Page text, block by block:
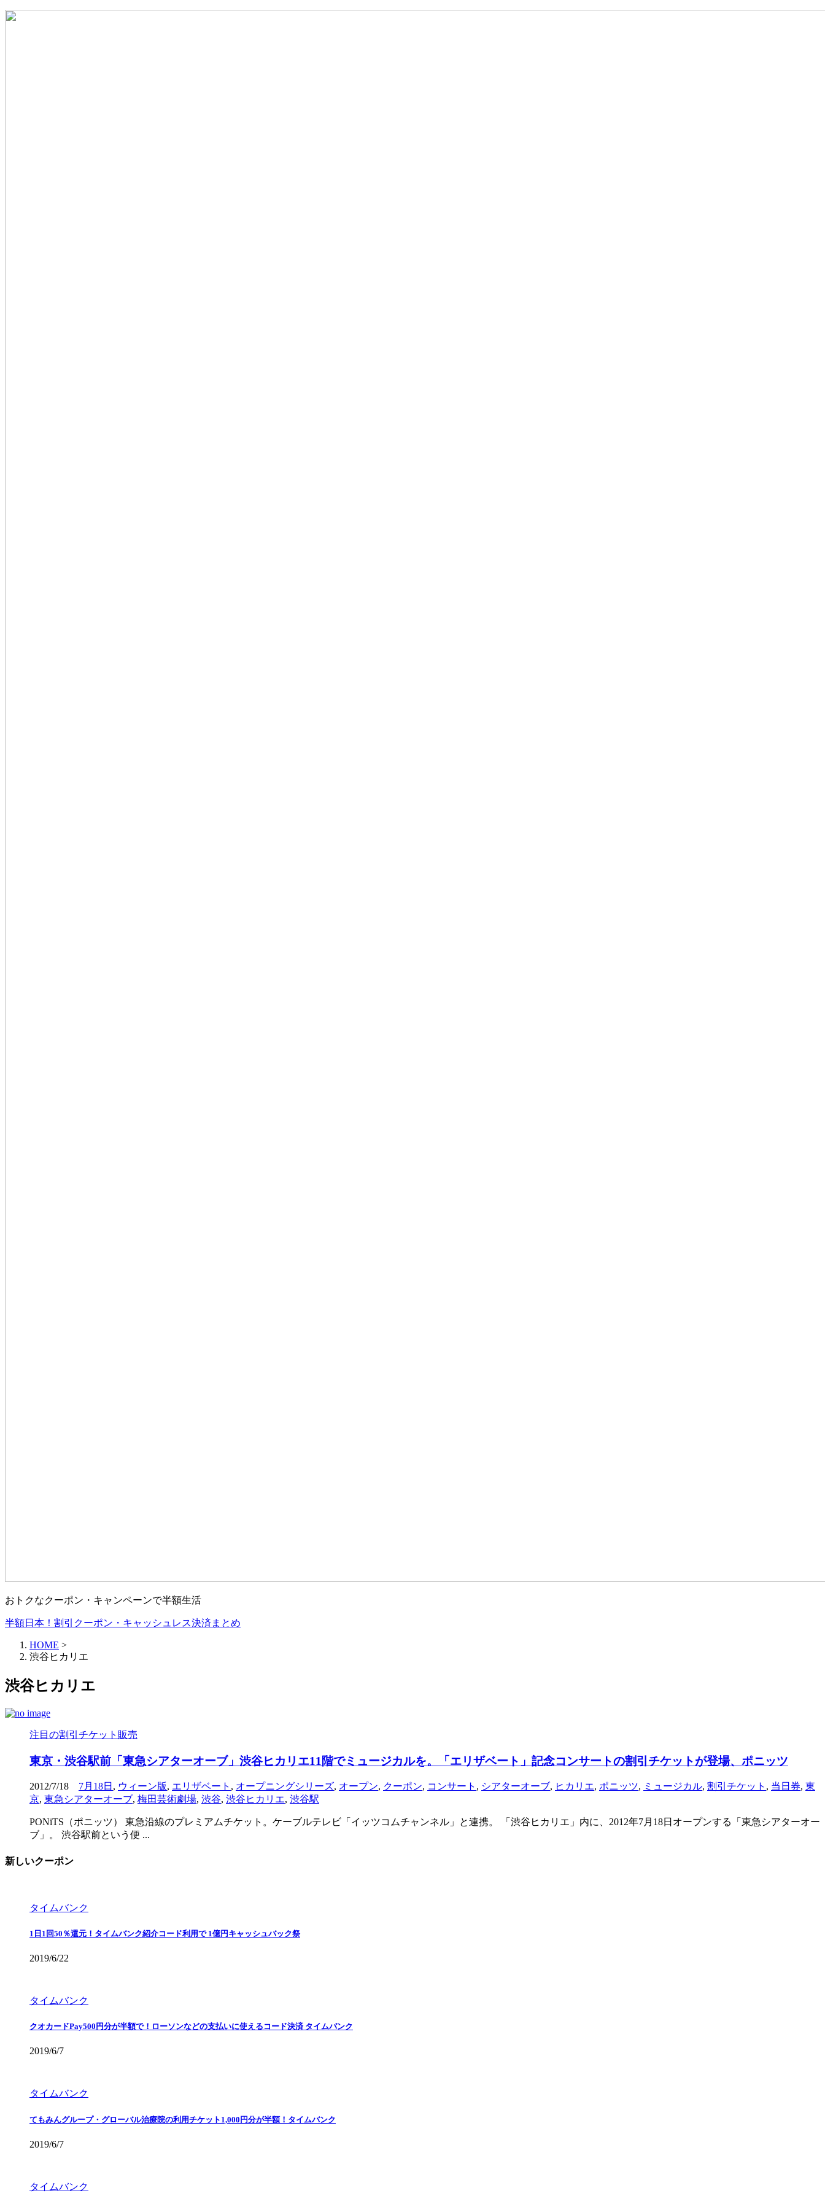
おトクなクーポン・キャンペーンで半額生活
半額日本！割引クーポン・キャッシュレス決済まとめ
HOME >
渋谷ヒカリエ
渋谷ヒカリエ
注目の割引チケット販売
東京・渋谷駅前「東急シアターオーブ」渋谷ヒカリエ11階でミュージカルを。「エリザベート」記念コンサートの割引チケットが登場、ポニッツ
2012/7/18 7月18日 , ウィーン版, エリザベート , オープニングシリーズ, オープン, クーポン, コンサート , シアターオーブ, ヒカリエ, ポニッツ, ミュージカル, 割引チケット , 当日券, 東
京, 東急シアターオーブ, 梅田芸術劇場, 渋谷, 渋谷ヒカリエ, 渋谷駅
PONiTS（ポニッツ） 東急沿線のプレミアムチケット。ケーブルテレビ「イッツコムチャンネル」と連携。 「渋谷ヒカリエ」内に、2012年7月18日オープンする「東急シアターオー
ブ」。 渋谷駅前という便 ...
新しいクーポン
タイムバンク
1日1回50％還元！タイムバンク紹介コード利用で 1億円キャッシュバック祭
2019/6/22
タイムバンク
クオカードPay500円分が半額で！ローソンなどの支払いに使えるコード決済 タイムバンク
2019/6/7
タイムバンク
てもみんグループ・グローバル治療院の利用チケット1,000円分が半額！タイムバンク
2019/6/7
タイムバンク